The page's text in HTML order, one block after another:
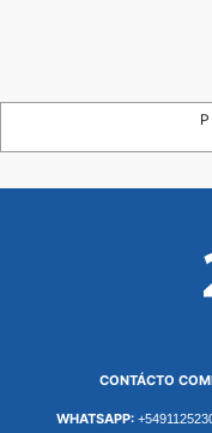
CONTÁCTO
WHATSAPP: